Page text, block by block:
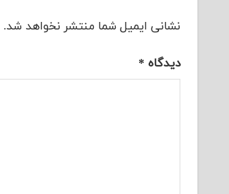
نشانی ایمیل شما منتشر نخواهد شد.
دیدگاه *